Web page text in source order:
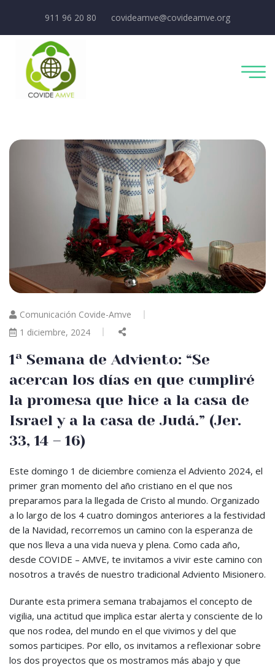
911 96 20 80 covideamve@covideamve.org
Comunicación Covide-Amve
1 diciembre, 2024
1ª Semana de Adviento: “Se
acercan los días en que cumpliré
la promesa que hice a la casa de
Israel y a la casa de Judá.” (Jer.
33, 14 – 16)
Este domingo 1 de diciembre comienza el Adviento 2024, el
primer gran momento del año cristiano en el que nos
preparamos para la llegada de Cristo al mundo. Organizado
a lo largo de los 4 cuatro domingos anteriores a la festividad
de la Navidad, recorremos un camino con la esperanza de
que nos lleva a una vida nueva y plena. Como cada año,
desde COVIDE – AMVE, te invitamos a vivir este camino con
nosotros a través de nuestro tradicional Adviento Misionero.
Durante esta primera semana trabajamos el concepto de
vigilia, una actitud que implica estar alerta y consciente de lo
que nos rodea, del mundo en el que vivimos y del que
somos participes. Por ello, os invitamos a reflexionar sobre
los dos proyectos que os mostramos más abajo y que